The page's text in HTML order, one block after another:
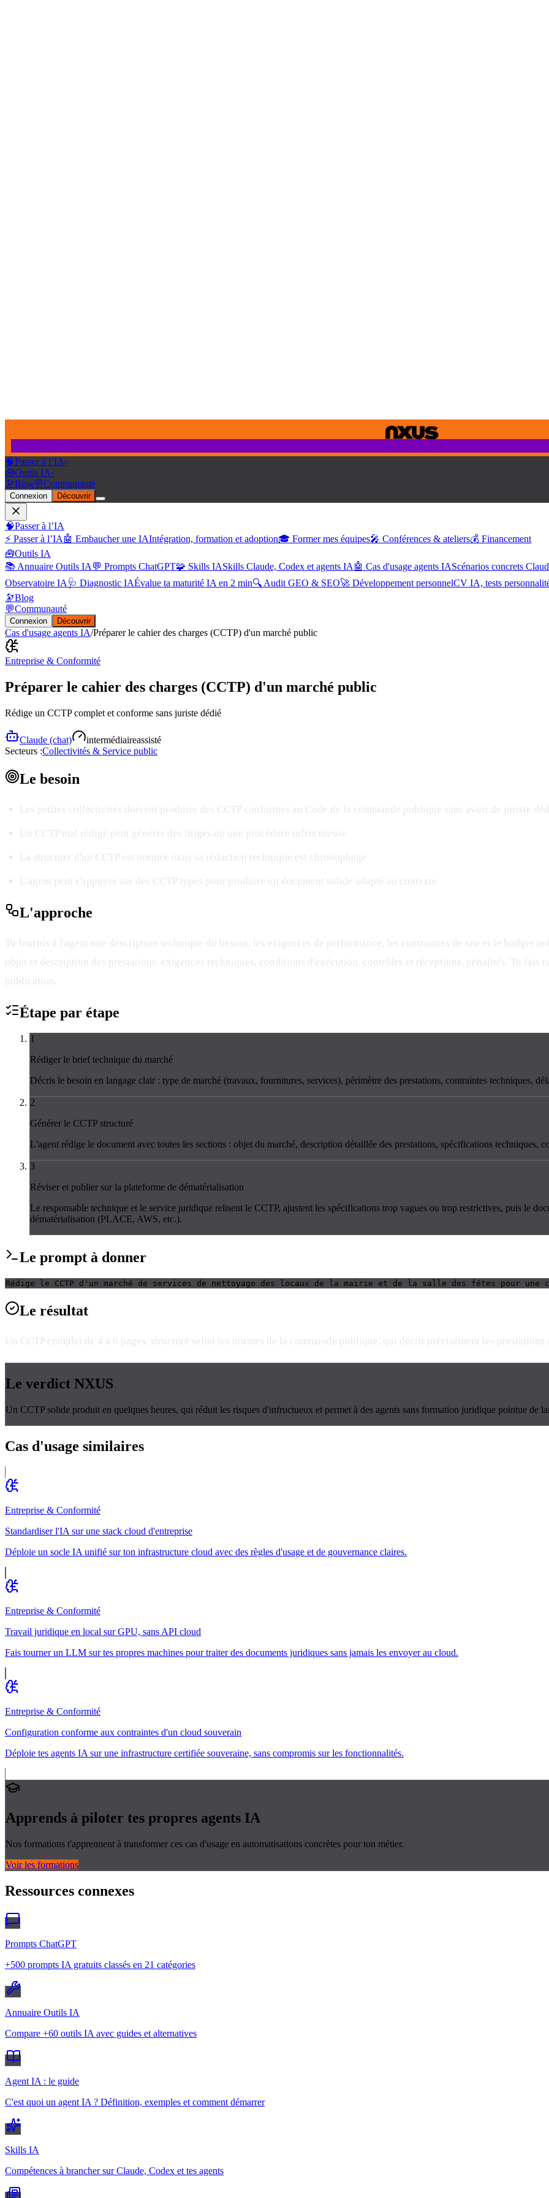
🧠Passer à l’IA›
🧰Outils IA›
🔭Blog💬Communauté
Connexion Découvrir
🧠Passer à l’IA
⚡ Passer à l’IA 🤖 Embaucher une IAIntégration, formation et adoption🎓 Former mes équipes🎤 Conférences & ateliers💰 Financement
🧰Outils IA
📚 Annuaire Outils IA 💬 Prompts ChatGPT🧩 Skills IASkills Claude, Codex et agents IA 🤖 Cas d'usage agents IAScénarios concrets
Observatoire IA 🩺 Diagnostic IAÉvalue ta maturité IA en 2 min🔍 Audit GEO & SEO🚀 Développement personnelCV IA, tests
🔭Blog
💬Communauté
Connexion Découvrir
Cas d'usage agents IA/Préparer le cahier des charges (CCTP) d'un marché public
Entreprise & Conformité
Préparer le cahier des charges (CCTP) d'un marché public
Rédige un CCTP complet et conforme sans juriste dédié
Claude (chat) intermédiaireassisté
Secteurs :Collectivités & Service public
Le besoin
Les petites collectivités doivent produire des CCTP conformes au Code de la commande publique sans avoir de juriste
Un CCTP mal rédigé peut générer des litiges ou une procédure infructueuse
La structure d'un CCTP est normée mais sa rédaction technique est chronophage
L'agent peut s'appuyer sur des CCTP types pour produire un document solide adapté au contexte
L'approche
Tu fournis à l'agent une description technique du besoin, les exigences de performance, les contraintes de site et le budget
objet et description des prestations, exigences techniques, conditions d'exécution, contrôles et réceptions, pénalités. Tu fais
publication.
Étape par étape
1
Rédiger le brief technique du marché
Décris le besoin en langage clair : type de marché (travaux, fournitures, services), périmètre des prestations, contraintes techniques,
2
Générer le CCTP structuré
L'agent rédige le document avec toutes les sections : objet du marché, description détaillée des prestations, spécifications techniques,
3
Réviser et publier sur la plateforme de dématérialisation
Le responsable technique et le service juridique relisent le CCTP, ajustent les spécifications trop vagues ou trop restrictives, puis le
dématérialisation (PLACE, AWS, etc.).
Le prompt à donner
Rédige le CCTP d'un marché de services de nettoyage des locaux de la mairie et de la salle des fêtes pour
Le résultat
Un CCTP complet de 4 à 6 pages, structuré selon les normes de la commande publique, qui décrit précisément les
Le verdict NXUS
Un CCTP solide produit en quelques heures, qui réduit les risques d'infructueux et permet à des agents sans formation juridique pointue de
Cas d'usage similaires
Entreprise & Conformité
Standardiser l'IA sur une stack cloud d'entreprise
Déploie un socle IA unifié sur ton infrastructure cloud avec des règles d'usage et de gouvernance claires.
Entreprise & Conformité
Travail juridique en local sur GPU, sans API cloud
Fais tourner un LLM sur tes propres machines pour traiter des documents juridiques sans jamais les envoyer au cloud.
Entreprise & Conformité
Configuration conforme aux contraintes d'un cloud souverain
Déploie tes agents IA sur une infrastructure certifiée souveraine, sans compromis sur les fonctionnalités.
Apprends à piloter tes propres agents IA
Nos formations t'apprennent à transformer ces cas d'usage en automatisations concrètes pour ton métier.
Voir les formations
Ressources connexes
Prompts ChatGPT
+500 prompts IA gratuits classés en 21 catégories
Annuaire Outils IA
Compare +60 outils IA avec guides et alternatives
Agent IA : le guide
C'est quoi un agent IA ? Définition, exemples et comment démarrer
Skills IA
Compétences à brancher sur Claude, Codex et tes agents